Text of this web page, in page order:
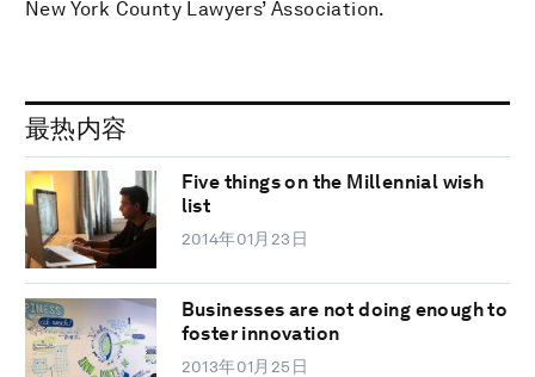
New York County Lawyers’ Association.
最热内容
Five things on the Millennial wish
list
2014年01月23日
Businesses are not doing enough to
foster innovation
2013年01月25日